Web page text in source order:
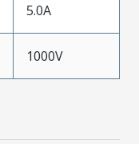
5.0A
1000V